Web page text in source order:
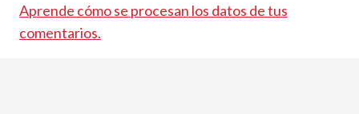
Aprende cómo se procesan los datos de tus
comentarios.